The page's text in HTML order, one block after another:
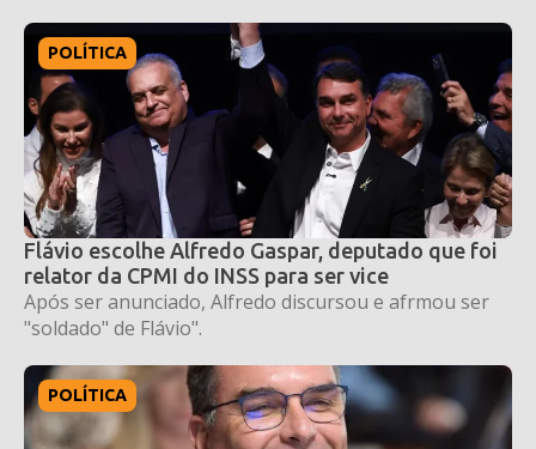
POLÍTICA
Flávio escolhe Alfredo Gaspar, deputado que foi
relator da CPMI do INSS para ser vice
Após ser anunciado, Alfredo discursou e afrmou ser
"soldado" de Flávio".
POLÍTICA